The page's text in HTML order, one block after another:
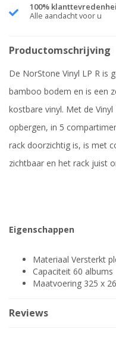
100%
Alle aandacht voor u
Productomschrijving
De NorStone Vinyl LP R is
bamboo bodem en is een
kostbare vinyl. Met de
opbergen, in 5
rack doorzichtig is, is met
zichtbaar en het rack juist
Eigenschappen
Materiaal Versterkt
Capaciteit 60 albums
Maatvoering 325 x
Reviews